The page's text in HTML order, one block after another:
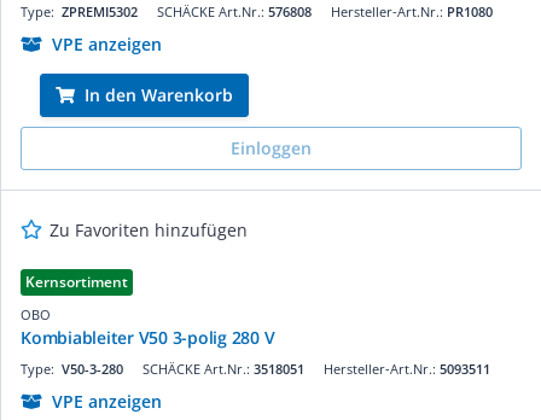
SCHÄCKE Art.Nr.: 576808
Type: ZPREMI5302 Hersteller-Art.Nr.: PR1080
VPE anzeigen
In den Warenkorb
Einloggen
Zu Favoriten hinzufügen
Kernsortiment
OBO
Kombiableiter V50 3-polig 280 V
SCHÄCKE Art.Nr.: 3518051
Type: V50-3-280 Hersteller-Art.Nr.: 5093511
VPE anzeigen